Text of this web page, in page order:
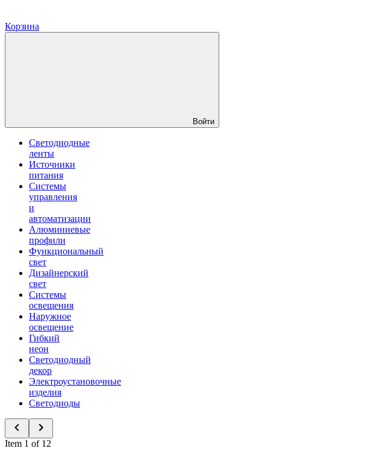
Корзина
Войти
Светодиодные
ленты
Источники
питания
Системы
управления
и
автоматизации
Алюминиевые
профили
Функциональный
свет
Дизайнерский
свет
Системы
освещения
Наружное
освещение
Гибкий
неон
Светодиодный
декор
Электроустановочные
изделия
Светодиоды
Item 1 of 12